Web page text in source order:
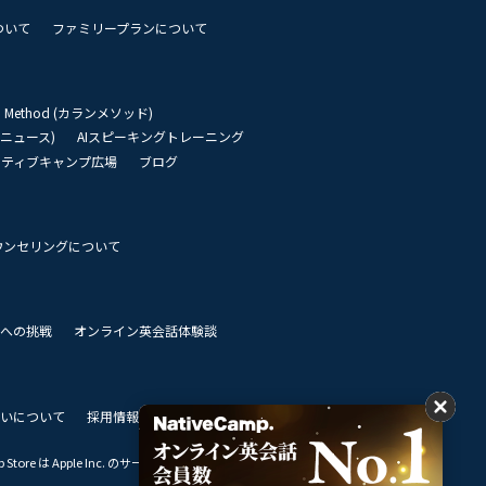
いて ファミリープランについて
Method (カランメソッド)
ュース)
AIスピーキングトレーニング
ィブキャンプ広場
ブログ
セリングについて
の挑戦 オンライン英会話体験談
について 採用情報 私達のビジョン
は Apple Inc. のサービスマークです。